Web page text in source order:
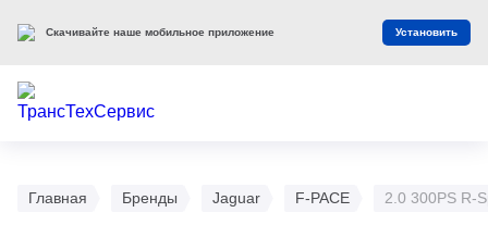
Главная Бренды Jaguar F-PACE 2.0 300PS R-
Скачивайте наше мобильное приложение Установить